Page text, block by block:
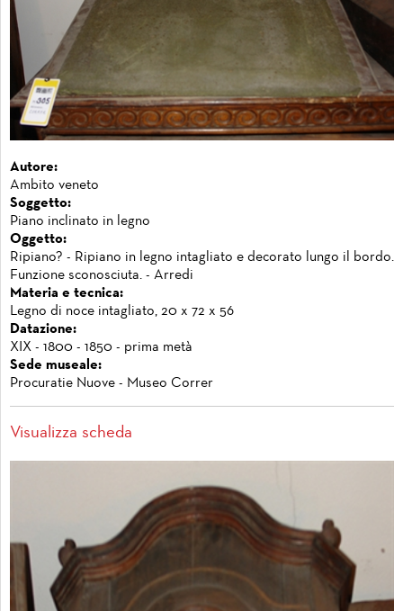
Autore:
Ambito veneto
Soggetto:
Piano inclinato in legno
Oggetto:
Ripiano? - Ripiano in legno intagliato e decorato lungo il bordo.
Funzione sconosciuta. - Arredi
Materia e tecnica:
Legno di noce intagliato, 20 x 72 x 56
Datazione:
XIX - 1800 - 1850 - prima metà
Sede museale:
Procuratie Nuove - Museo Correr
Visualizza scheda